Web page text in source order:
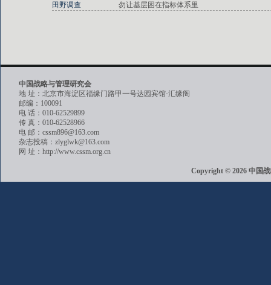
田野调查
勿让基层困在指标体系里
中国战略与管理研究会
地 址：北京市海淀区福缘门路甲一号达园宾馆·汇缘阁
邮编：100091
电 话：010-62529899
传 真：010-62528966
电 邮：cssm896@163.com
杂志投稿：zlyglwk@163.com
网 址：http://www.cssm.org.cn
Copyright © 2026 中国